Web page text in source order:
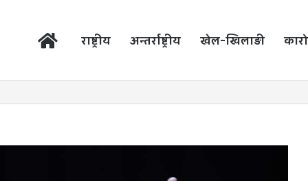
राष्ट्रीय अन्तर्राष्ट्रीय खेल-खिलाड़ी